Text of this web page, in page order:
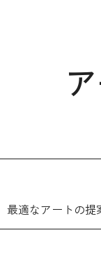
最適なアートの提